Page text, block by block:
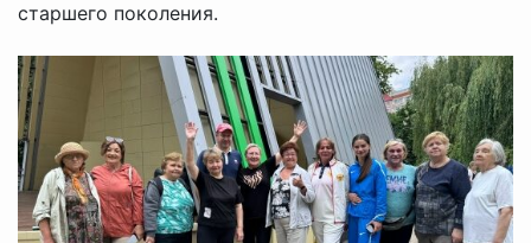
старшего поколения.